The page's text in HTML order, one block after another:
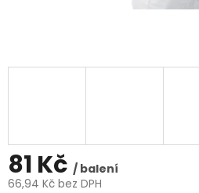
81 Kč / balení
66,94 Kč bez DPH